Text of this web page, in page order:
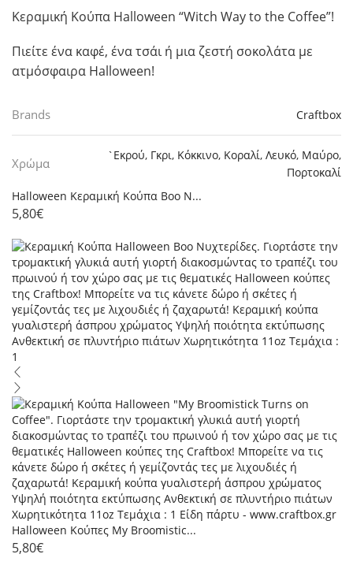
Κεραμική Κούπα Halloween “Witch Way to the Coffee”!
Πιείτε ένα καφέ, ένα τσάι ή μια ζεστή σοκολάτα με
ατμόσφαιρα Halloween!
Brands Craftbox
Χρώμα
`Εκρού, Γκρι, Κόκκινο, Κοραλί, Λευκό, Μαύρο,
Πορτοκαλί
Halloween Κεραμική Κούπα Boo Ν...
5,80€
Halloween Κούπες My Broomistic...
5,80€